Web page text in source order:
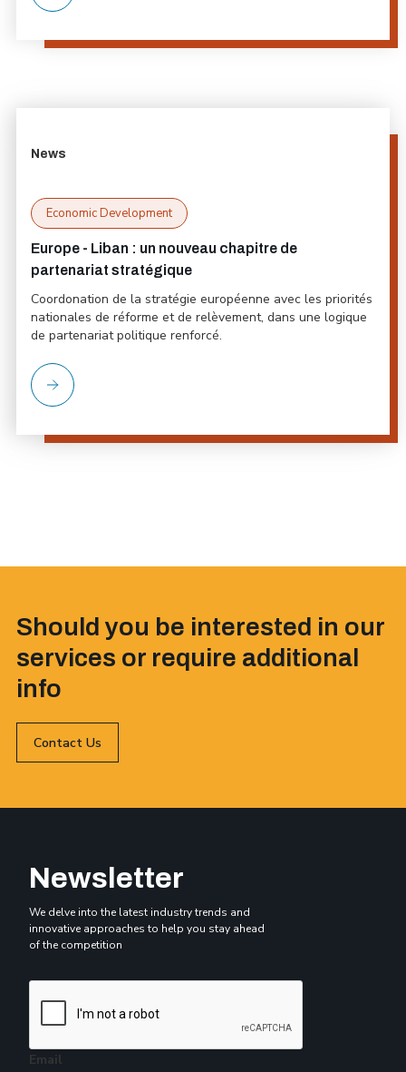
News
Economic Development
Europe - Liban : un nouveau chapitre de
partenariat stratégique
Coordonation de la stratégie européenne avec les priorités
nationales de réforme et de relèvement, dans une logique
de partenariat politique renforcé.
Should you be interested in our
services or require additional
info
Contact Us
Newsletter
We delve into the latest industry trends and
innovative approaches to help you stay ahead
of the competition
Email